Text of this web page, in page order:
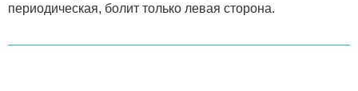
периодическая, болит только левая сторона.